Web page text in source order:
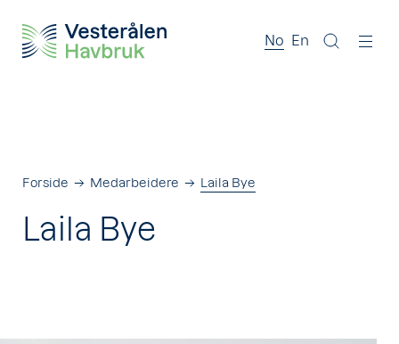
No En
Forside Medarbeidere Laila Bye
Laila Bye